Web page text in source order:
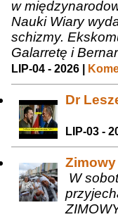
w
Nauki Wiary
schizmy.
Galarretę i
LIP-04 - 2026 |
Dr
LIP-03 -
W